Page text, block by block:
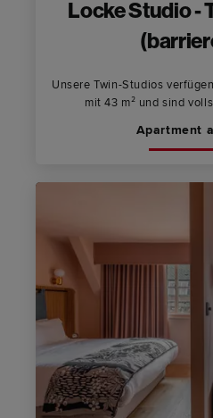
Locke Studio -
Unsere Twin-Studios
mit 43 m² und sind
Apartment